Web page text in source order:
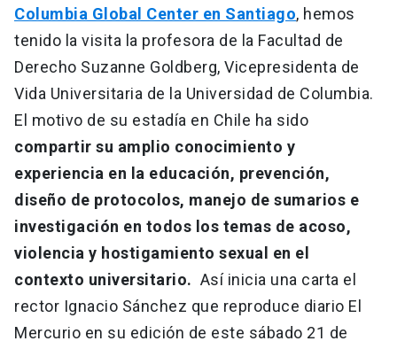
Columbia Global Center en Santiago, hemos
tenido la visita la profesora de la Facultad de
Derecho Suzanne Goldberg, Vicepresidenta de
Vida Universitaria de la Universidad de Columbia.
El motivo de su estadía en Chile ha sido
compartir su amplio conocimiento y
experiencia en la educación, prevención,
diseño de protocolos, manejo de sumarios e
investigación en todos los temas de acoso,
violencia y hostigamiento sexual en el
contexto universitario. Así inicia una carta el
rector Ignacio Sánchez que reproduce diario El
Mercurio en su edición de este sábado 21 de